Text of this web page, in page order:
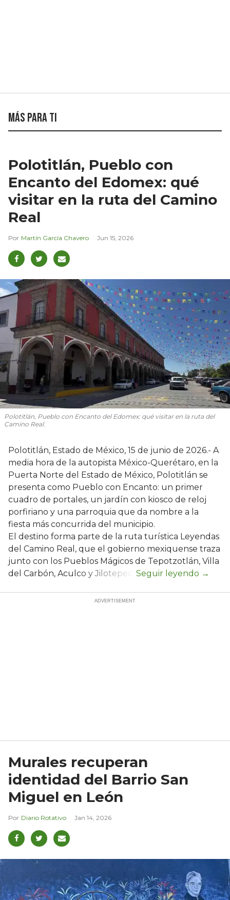
Más para ti
Polotitlán, Pueblo con
Encanto del Edomex: qué
visitar en la ruta del Camino
Real
Martín García Chavero Jun 15, 2026
Polotitlán, Pueblo con Encanto del Edomex: qué visitar en la ruta del
Camino Real.
Polotitlán, Estado de México, 15 de junio de 2026.- A
media hora de la autopista México-Querétaro, en la
Puerta Norte del Estado de México, Polotitlán se
presenta como Pueblo con Encanto: un primer
cuadro de portales, un jardín con kiosco de reloj
porfiriano y una parroquia que da nombre a la
fiesta más concurrida del municipio.
El destino forma parte de la ruta turística Leyendas
del Camino Real, que el gobierno mexiquense traza
junto con los Pueblos Mágicos de Tepotzotlán, Villa
del Carbón, Aculco y Jilotepec.
Murales recuperan
identidad del Barrio San
Miguel en León
Diario Rotativo Jan 14, 2026